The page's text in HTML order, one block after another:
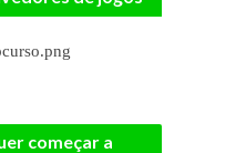
começar a